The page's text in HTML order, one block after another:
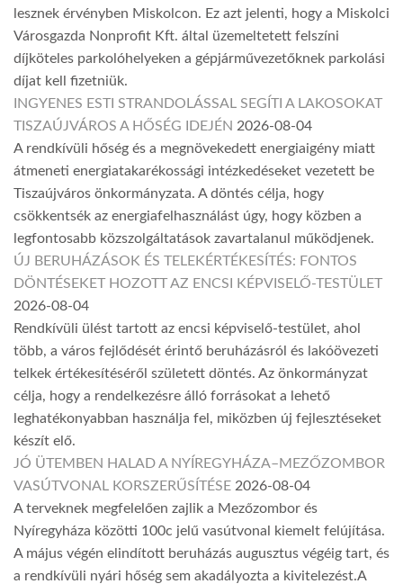
lesznek érvényben Miskolcon. Ez azt jelenti, hogy a Miskolci
Városgazda Nonprofit Kft. által üzemeltetett felszíni
díjköteles parkolóhelyeken a gépjárművezetőknek parkolási
díjat kell fizetniük.
INGYENES ESTI STRANDOLÁSSAL SEGÍTI A LAKOSOKAT
TISZAÚJVÁROS A HŐSÉG IDEJÉN 2026-08-04
A rendkívüli hőség és a megnövekedett energiaigény miatt
átmeneti energiatakarékossági intézkedéseket vezetett be
Tiszaújváros önkormányzata. A döntés célja, hogy
csökkentsék az energiafelhasználást úgy, hogy közben a
legfontosabb közszolgáltatások zavartalanul működjenek.
ÚJ BERUHÁZÁSOK ÉS TELEKÉRTÉKESÍTÉS: FONTOS
DÖNTÉSEKET HOZOTT AZ ENCSI KÉPVISELŐ-TESTÜLET
2026-08-04
Rendkívüli ülést tartott az encsi képviselő-testület, ahol
több, a város fejlődését érintő beruházásról és lakóövezeti
telkek értékesítéséről született döntés. Az önkormányzat
célja, hogy a rendelkezésre álló forrásokat a lehető
leghatékonyabban használja fel, miközben új fejlesztéseket
készít elő.
JÓ ÜTEMBEN HALAD A NYÍREGYHÁZA–MEZŐZOMBOR
VASÚTVONAL KORSZERŰSÍTÉSE 2026-08-04
A terveknek megfelelően zajlik a Mezőzombor és
Nyíregyháza közötti 100c jelű vasútvonal kiemelt felújítása.
A május végén elindított beruházás augusztus végéig tart, és
a rendkívüli nyári hőség sem akadályozta a kivitelezést.A